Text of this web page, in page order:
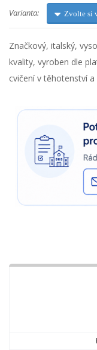
Varianta: Zvolte si
Značkový, italský,
kvality, vyroben dle
cvičení v těhotenství a